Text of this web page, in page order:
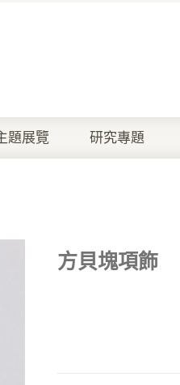
題展覽 研究專題
方貝塊項飾